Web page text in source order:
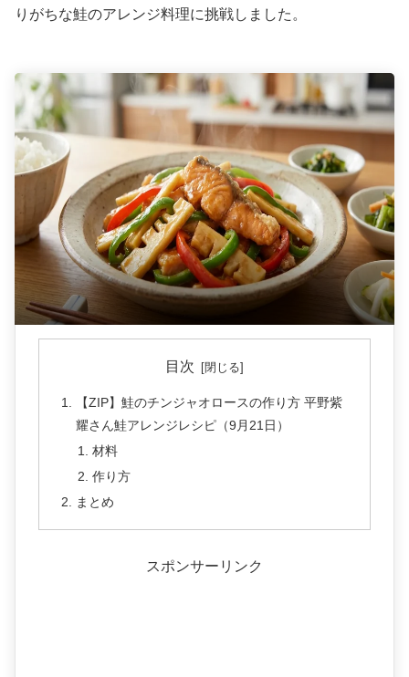
りがちな鮭のアレンジ料理に挑戦しました。
目次
【ZIP】鮭のチンジャオロースの作り方 平野紫
耀さん鮭アレンジレシピ（9月21日）
材料
作り方
まとめ
スポンサーリンク